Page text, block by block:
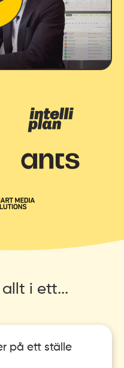
i ett...
på ett ställe